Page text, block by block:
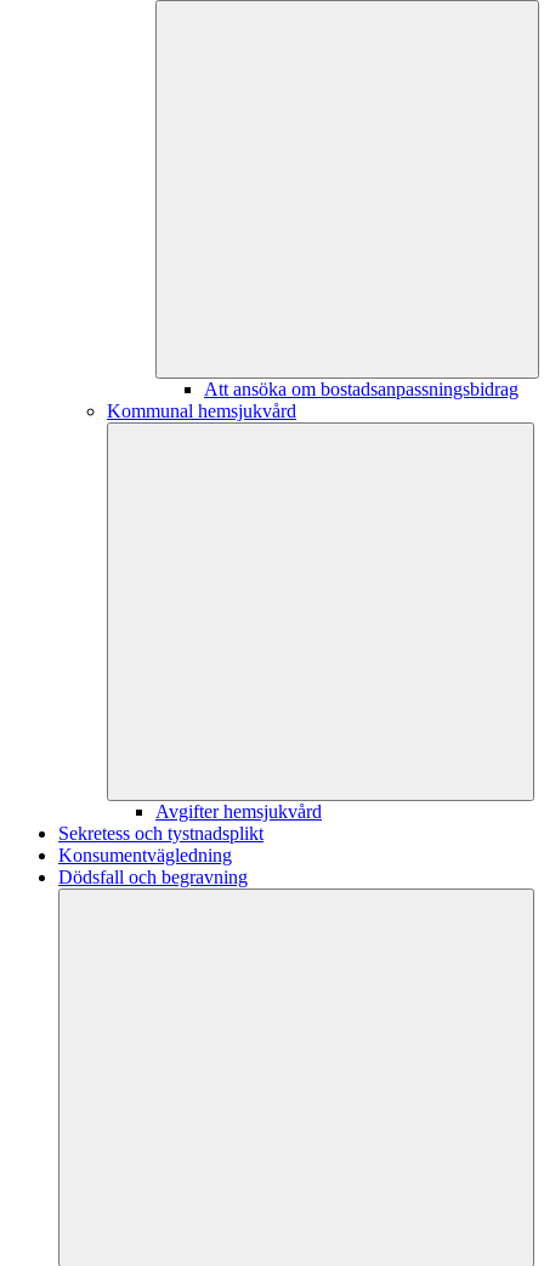
Att ansöka om bostadsanpassningsbidrag
Kommunal hemsjukvård
Avgifter hemsjukvård
Sekretess och tystnadsplikt
Konsumentvägledning
Dödsfall och begravning